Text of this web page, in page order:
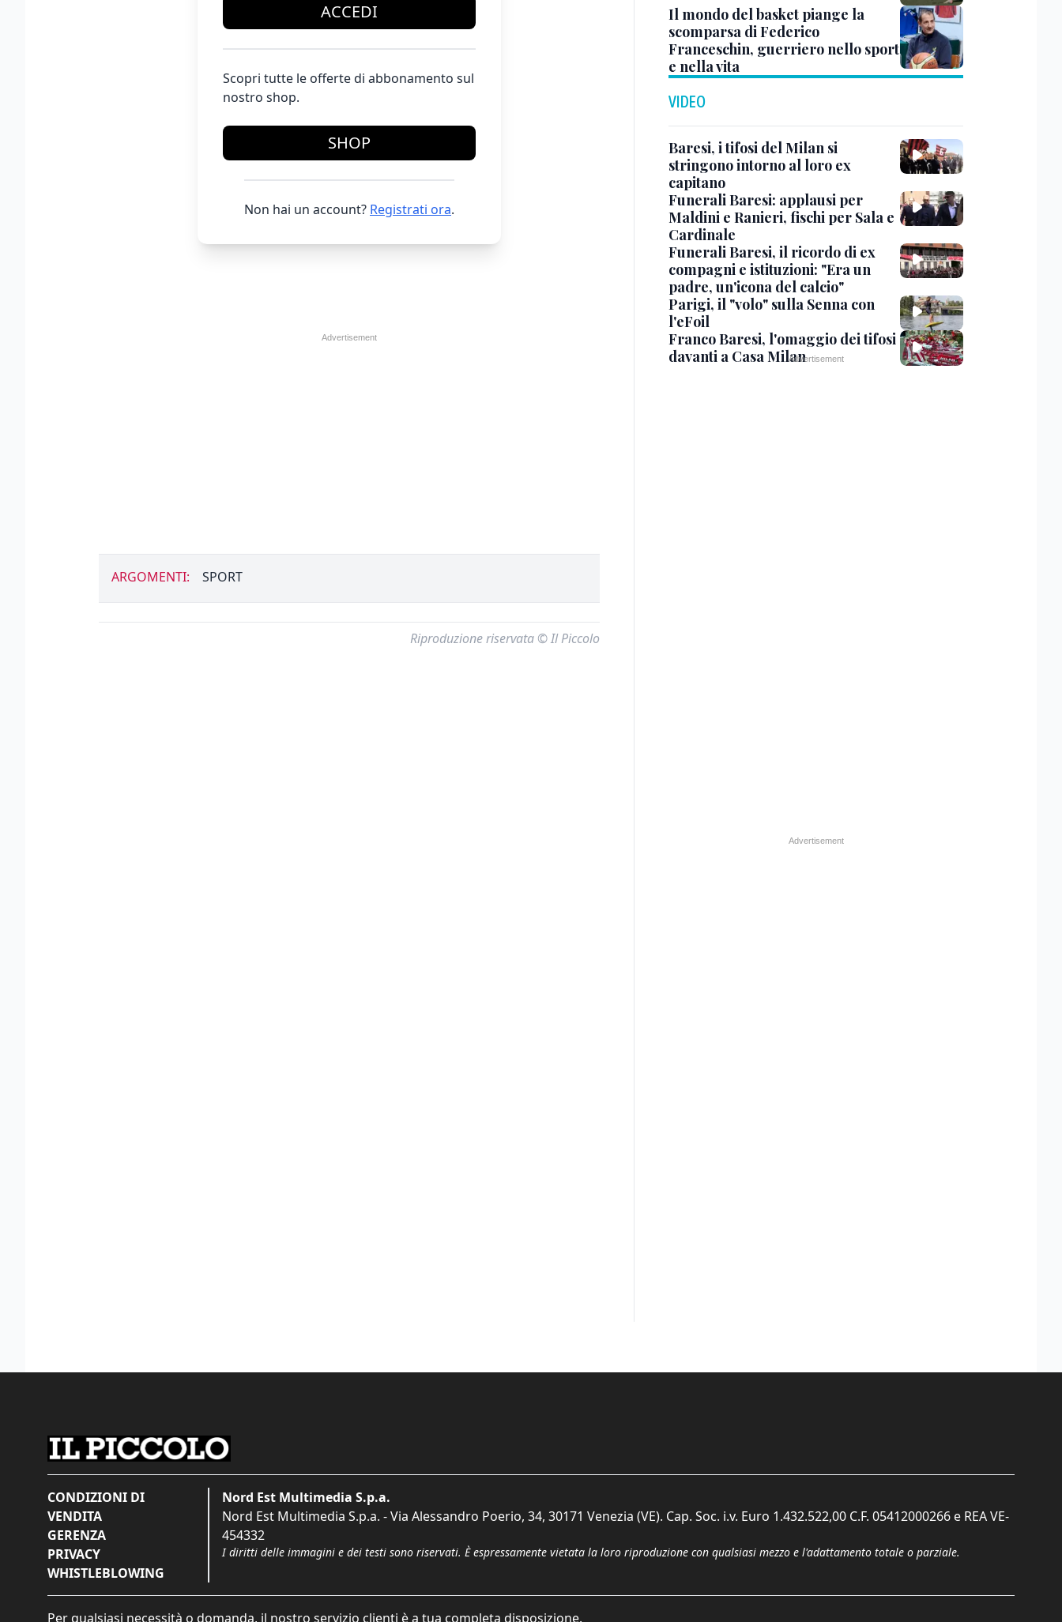
ACCEDI
Scopri tutte le offerte di abbonamento sul
nostro shop.
SHOP
Non hai un account? Registrati ora.
ARGOMENTI: SPORT
Riproduzione riservata © Il Piccolo
Il mondo del basket piange la
scomparsa di Federico
Franceschin, guerriero nello sport
e nella vita
VIDEO
Baresi, i tifosi del Milan si
stringono intorno al loro ex
capitano
Funerali Baresi: applausi per
Maldini e Ranieri, fischi per Sala e
Cardinale
Funerali Baresi, il ricordo di ex
compagni e istituzioni: "Era un
padre, un'icona del calcio"
Parigi, il "volo" sulla Senna con
l'eFoil
Franco Baresi, l'omaggio dei tifosi
davanti a Casa Milan
CONDIZIONI DI
VENDITA
GERENZA
PRIVACY
WHISTLEBLOWING
Nord Est Multimedia S.p.a.
Nord Est Multimedia S.p.a. - Via Alessandro Poerio, 34, 30171 Venezia (VE). Cap. Soc. i.v. Euro 1.432.522,00 C.F. 05412000266 e REA VE-
454332
I diritti delle immagini e dei testi sono riservati. È espressamente vietata la loro riproduzione con qualsiasi mezzo e l'adattamento totale o parziale.
Per qualsiasi necessità o domanda, il nostro servizio clienti è a tua completa disposizione.